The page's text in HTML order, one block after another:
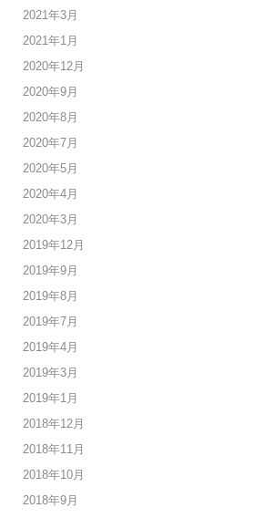
2021年3月
2021年1月
2020年12月
2020年9月
2020年8月
2020年7月
2020年5月
2020年4月
2020年3月
2019年12月
2019年9月
2019年8月
2019年7月
2019年4月
2019年3月
2019年1月
2018年12月
2018年11月
2018年10月
2018年9月